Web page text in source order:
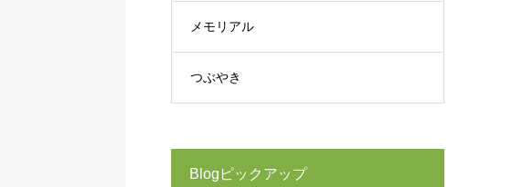
メモリアル
つぶやき
Blogピックアップ